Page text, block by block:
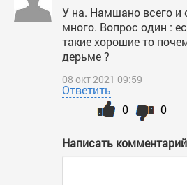
У на. Намшано всего и
много. Вопрос один :
такие хорошие то
дерьме ?
08 окт 2021 09:59
Ответить
0
0
Написать